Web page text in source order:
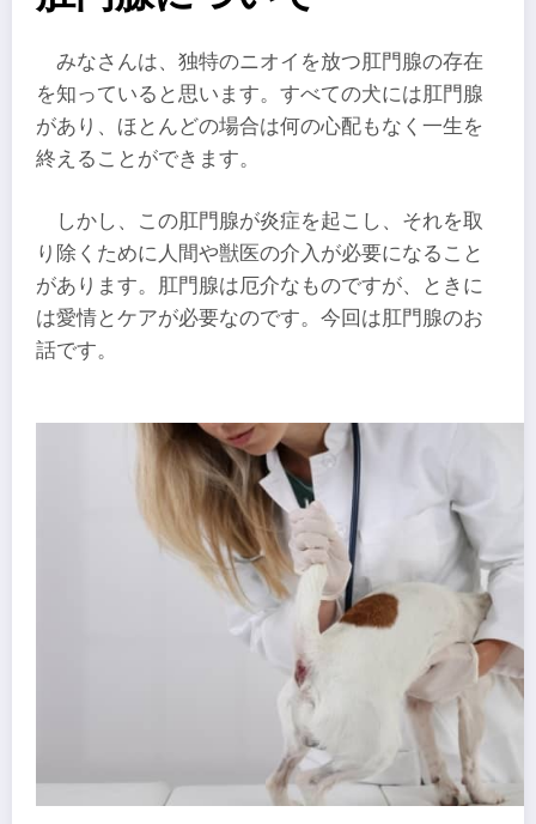
みなさんは、独特のニオイを放つ肛門腺の存在
を知っていると思います。すべての犬には肛門腺
があり、ほとんどの場合は何の心配もなく一生を
終えることができます。
しかし、この肛門腺が炎症を起こし、それを取
り除くために人間や獣医の介入が必要になること
があります。肛門腺は厄介なものですが、ときに
は愛情とケアが必要なのです。今回は肛門腺のお
話です。